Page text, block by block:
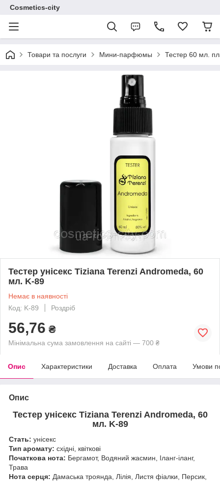
Cosmetics-city
Товари та послуги Мини-парфюмы Тестер 60 мл.
Тестер унісекс Tiziana Terenzi Andromeda, 60
мл. K-89
Немає в наявності
Код: K-89
Роздріб
56,76 ₴
Мінімальна сума замовлення на сайті — 700 ₴
Опис Характеристики Доставка Оплата Умови
Опис
Тестер унісекс Tiziana Terenzi Andromeda, 60
мл. K-89
Стать: унісекс
Тип аромату: східні, квіткові
Початкова нота: Бергамот, Водяний жасмин, Іланг-іланг,
Трава
Нота серця: Дамаська троянда, Лілія, Листя фіалки, Персик,